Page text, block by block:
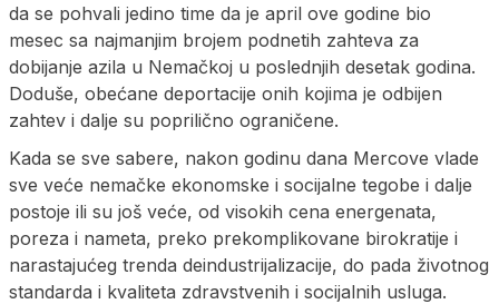
da se pohvali jedino time da je april ove godine bio
mesec sa najmanjim brojem podnetih zahteva za
dobijanje azila u Nemačkoj u poslednjih desetak godina.
Doduše, obećane deportacije onih kojima je odbijen
zahtev i dalje su poprilično ograničene.
Kada se sve sabere, nakon godinu dana Mercove vlade
sve veće nemačke ekonomske i socijalne tegobe i dalje
postoje ili su još veće, od visokih cena energenata,
poreza i nameta, preko prekomplikovane birokratije i
narastajućeg trenda deindustrijalizacije, do pada životnog
standarda i kvaliteta zdravstvenih i socijalnih usluga.